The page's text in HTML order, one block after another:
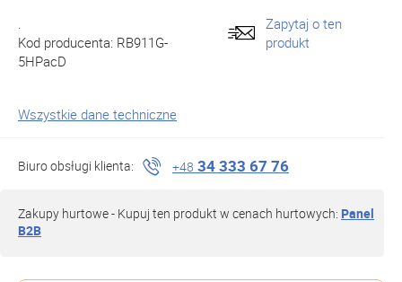
.
Kod producenta: RB911G-
5HPacD
Zapytaj o ten
produkt
Wszystkie dane techniczne
Biuro obsługi klienta: +48 34 333 67 76
Zakupy hurtowe - Kupuj ten produkt w cenach hurtowych: Panel
B2B